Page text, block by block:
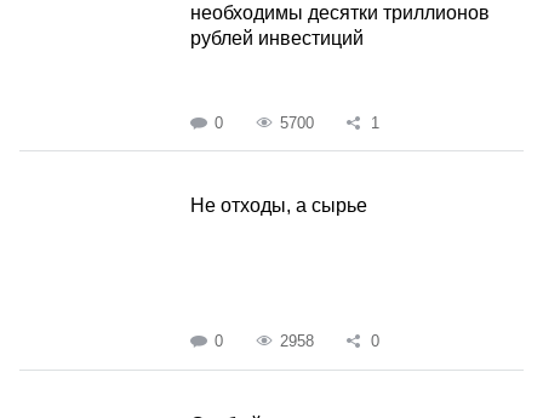
необходимы десятки триллионов
рублей инвестиций
0 5700 1
Не отходы, а сырье
0 2958 0